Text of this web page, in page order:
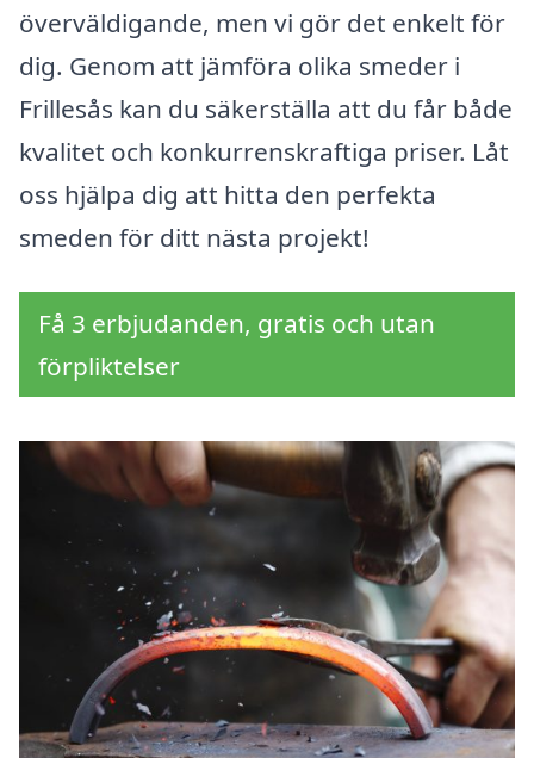
överväldigande, men vi gör det enkelt för
dig. Genom att jämföra olika smeder i
Frillesås kan du säkerställa att du får både
kvalitet och konkurrenskraftiga priser. Låt
oss hjälpa dig att hitta den perfekta
smeden för ditt nästa projekt!
Få 3 erbjudanden, gratis och utan
förpliktelser